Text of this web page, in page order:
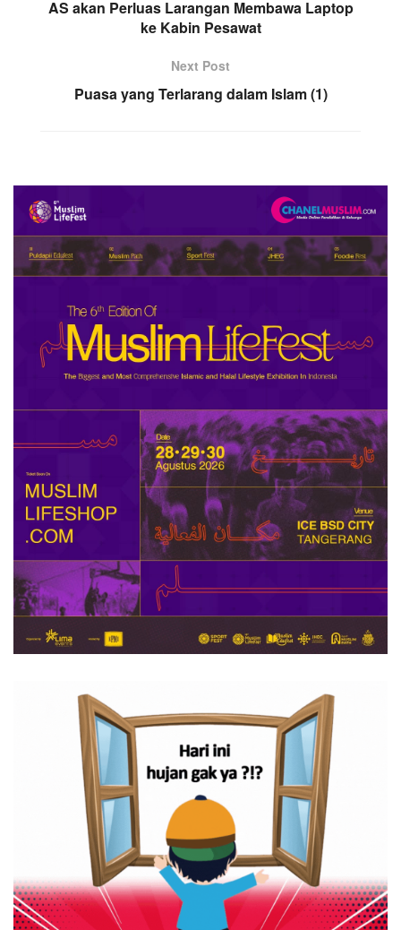
AS akan Perluas Larangan Membawa Laptop
ke Kabin Pesawat
Next Post
Puasa yang Terlarang dalam Islam (1)